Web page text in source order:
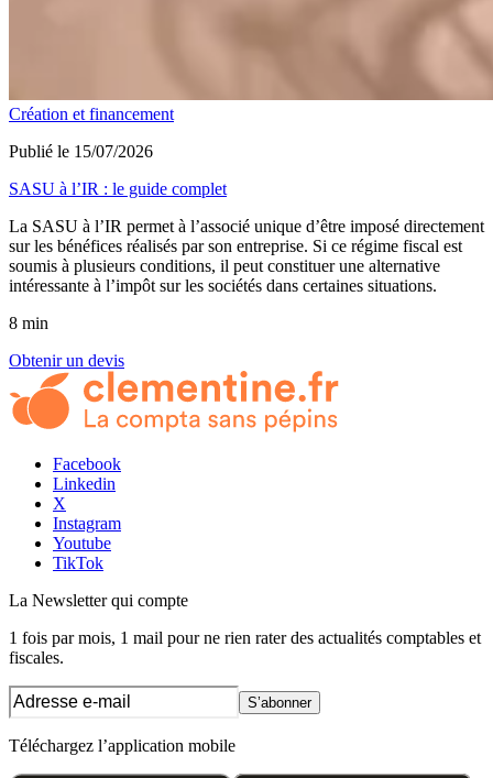
Création et financement
Publié le 15/07/2026
SASU à l’IR : le guide complet
La SASU à l’IR permet à l’associé unique d’être imposé directement
sur les bénéfices réalisés par son entreprise. Si ce régime fiscal est
soumis à plusieurs conditions, il peut constituer une alternative
intéressante à l’impôt sur les sociétés dans certaines situations.
8 min
Obtenir un devis
Facebook
Linkedin
X
Instagram
Youtube
TikTok
La Newsletterqui compte
1 fois par mois, 1 mail pour ne rien rater des actualités comptables et
fiscales.
S’abonner
Téléchargez l’application mobile